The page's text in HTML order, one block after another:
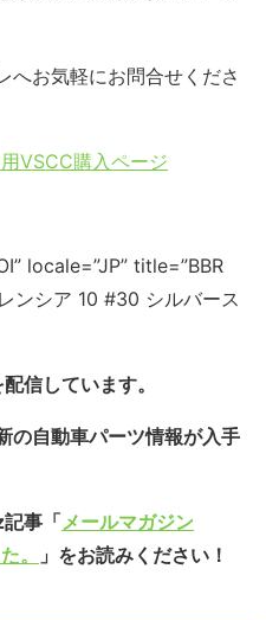
へお気軽にお問合せくださ
VSCC購入ページ
locale=”JP” title=”BBR
ンシア 10 #30 シルバース
信しています。
の自動車パーツ情報が入手
事「メールマガジン
。
」をお読みください！